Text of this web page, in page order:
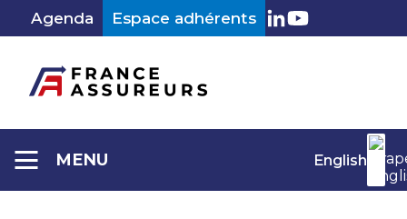
contenu
Agenda Espace adhérents LinkedIn
Youtube
MENU English